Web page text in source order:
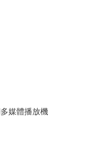
媒體播放機